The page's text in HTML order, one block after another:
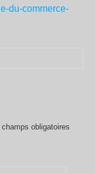
du-commerce-
champs obligatoires